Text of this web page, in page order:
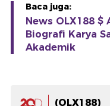
Baca juga:
News OLX188
Biografi Karya
Akademik
(OLX188)